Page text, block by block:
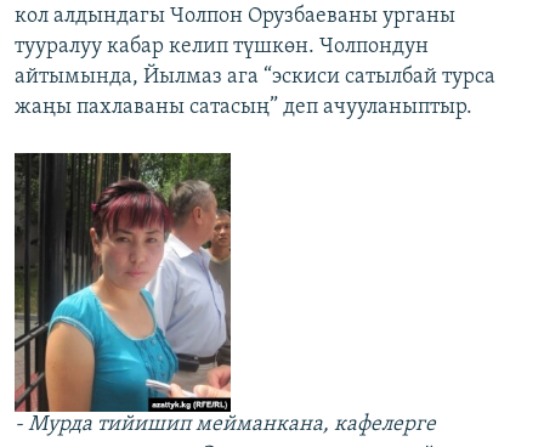
кол алдындагы Чолпон Орузбаеваны урганы
тууралуу кабар келип түшкөн. Чолпондун
айтымында, Йылмаз ага “эскиси сатылбай турса
жаңы пахлаваны сатасың” деп ачууланыптыр.
- Мурда тийишип мейманкана, кафелерге